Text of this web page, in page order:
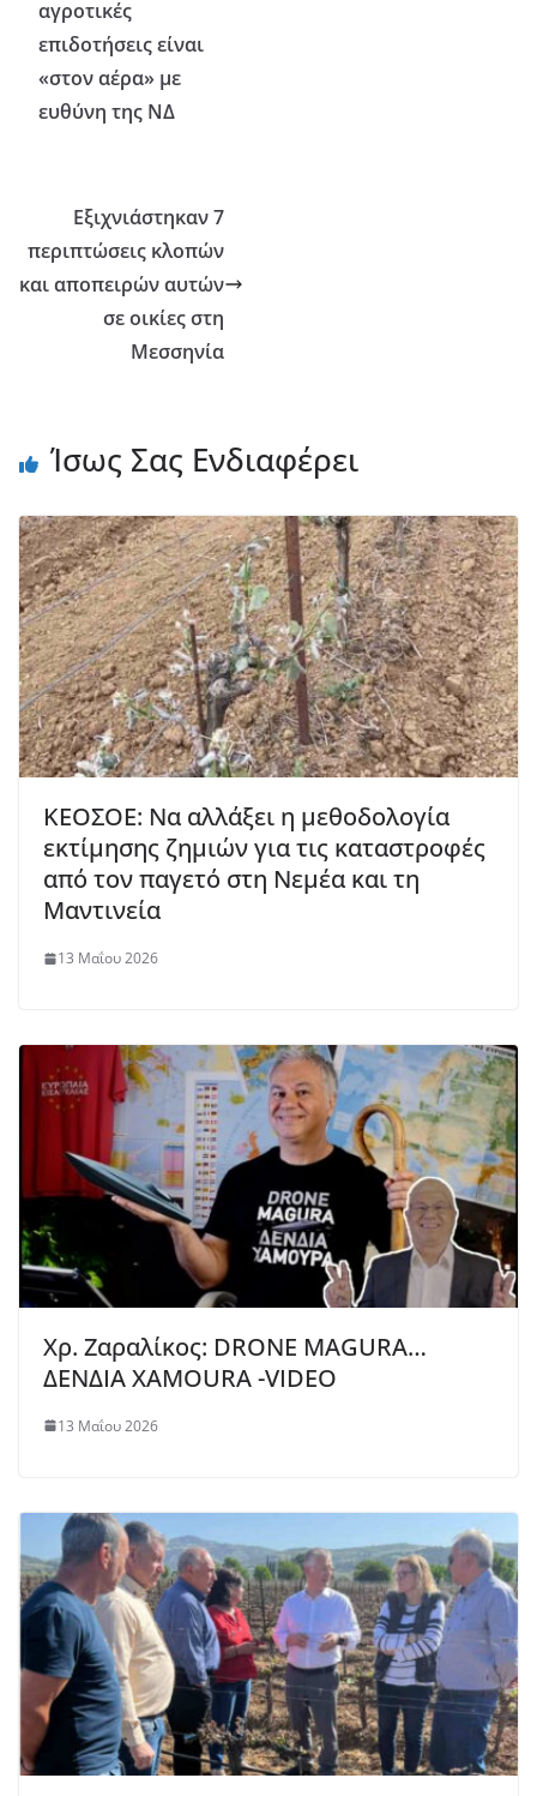
αγροτικές
επιδοτήσεις είναι
«στον αέρα» με
ευθύνη της ΝΔ
Εξιχνιάστηκαν 7
περιπτώσεις κλοπών
και αποπειρών αυτών
σε οικίες στη
Μεσσηνία
Ίσως Σας Ενδιαφέρει
ΚΕΟΣΟΕ: Να αλλάξει η μεθοδολογία
εκτίμησης ζημιών για τις καταστροφές
από τον παγετό στη Νεμέα και τη
Μαντινεία
13 Μαΐου 2026
Χρ. Ζαραλίκος: DRONE MAGURA…
ΔΕΝΔΙΑ ΧAMOURA -VIDEO
13 Μαΐου 2026